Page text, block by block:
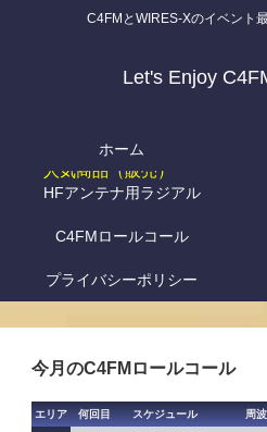
C4FMとWIRES-Xのイベント
Let's Enjoy
ホーム
HFアンテナ用ラジアル
C4FMロールコール
プライバシーポリシー
今月のC4FMロールコール
エリア 何回目 スケジュール 周